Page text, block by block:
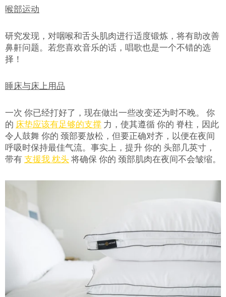
喉部运动
研究发现，对咽喉和舌头肌肉进行适度锻炼，将有助改善
鼻鼾问题。若您喜欢音乐的话，唱歌也是一个不错的选
择！
睡床与床上用品
一次 你已经打好了，现在做出一些改变还为时不晚。 你
的 床垫应该有足够的支撑 力，使其遵循 你的 脊柱，因此
令人鼓舞 你的 颈部要放松，但要正确对齐，以便在夜间
呼吸时保持最佳气流。事实上，提升 你的 头部几英寸，
带有支援我枕头将确保 你的 颈部肌肉在夜间不会皱缩。